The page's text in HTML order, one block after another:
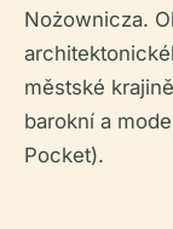
Nożownicza.
městské
barokní a
Pocket).